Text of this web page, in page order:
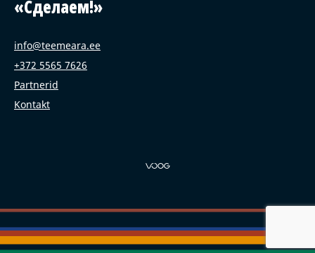
«Сделаем!»
info@teemeara.ee
+372 5565 7626
Partnerid
Kontakt